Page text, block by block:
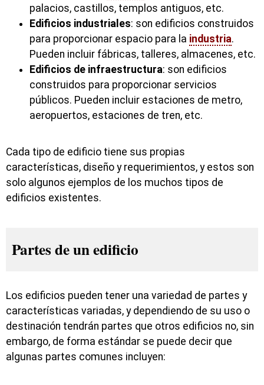
palacios, castillos, templos antiguos, etc.
Edificios industriales: son edificios construidos
para proporcionar espacio para la industria.
Pueden incluir fábricas, talleres, almacenes, etc.
Edificios de infraestructura: son edificios
construidos para proporcionar servicios
públicos. Pueden incluir estaciones de metro,
aeropuertos, estaciones de tren, etc.
Cada tipo de edificio tiene sus propias
características, diseño y requerimientos, y estos son
solo algunos ejemplos de los muchos tipos de
edificios existentes.
Partes de un edificio
Los edificios pueden tener una variedad de partes y
características variadas, y dependiendo de su uso o
destinación tendrán partes que otros edificios no, sin
embargo, de forma estándar se puede decir que
algunas partes comunes incluyen: